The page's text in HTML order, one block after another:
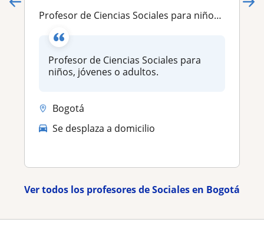
Profesor de Ciencias Sociales para niños, jóvenes o adultos
Profesor de Ciencias Sociales para
niños, jóvenes o adultos.
Bogotá
Se desplaza a domicilio
Ver todos los profesores de Sociales en Bogotá